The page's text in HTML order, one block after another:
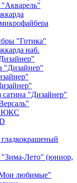
"Акварель"
"Готика"
наб.
"Дизайнер"
сатина "Дизайнер"
ЛЮКС
"Зима-Лето" (юниор,
любимые"